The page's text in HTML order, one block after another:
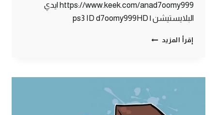
https://www.keek.com/anad7oomy999 ايدي
البلايستيشن | ps3 ID d7oomy999HD
إقرأ المزيد ماين
الحقيقي
لكلمة
فاهي
#70